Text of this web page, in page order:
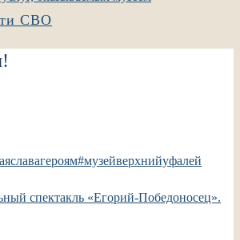
СВО
#музейверхнийуфалей
спектакль «Егорий-Победоносец».